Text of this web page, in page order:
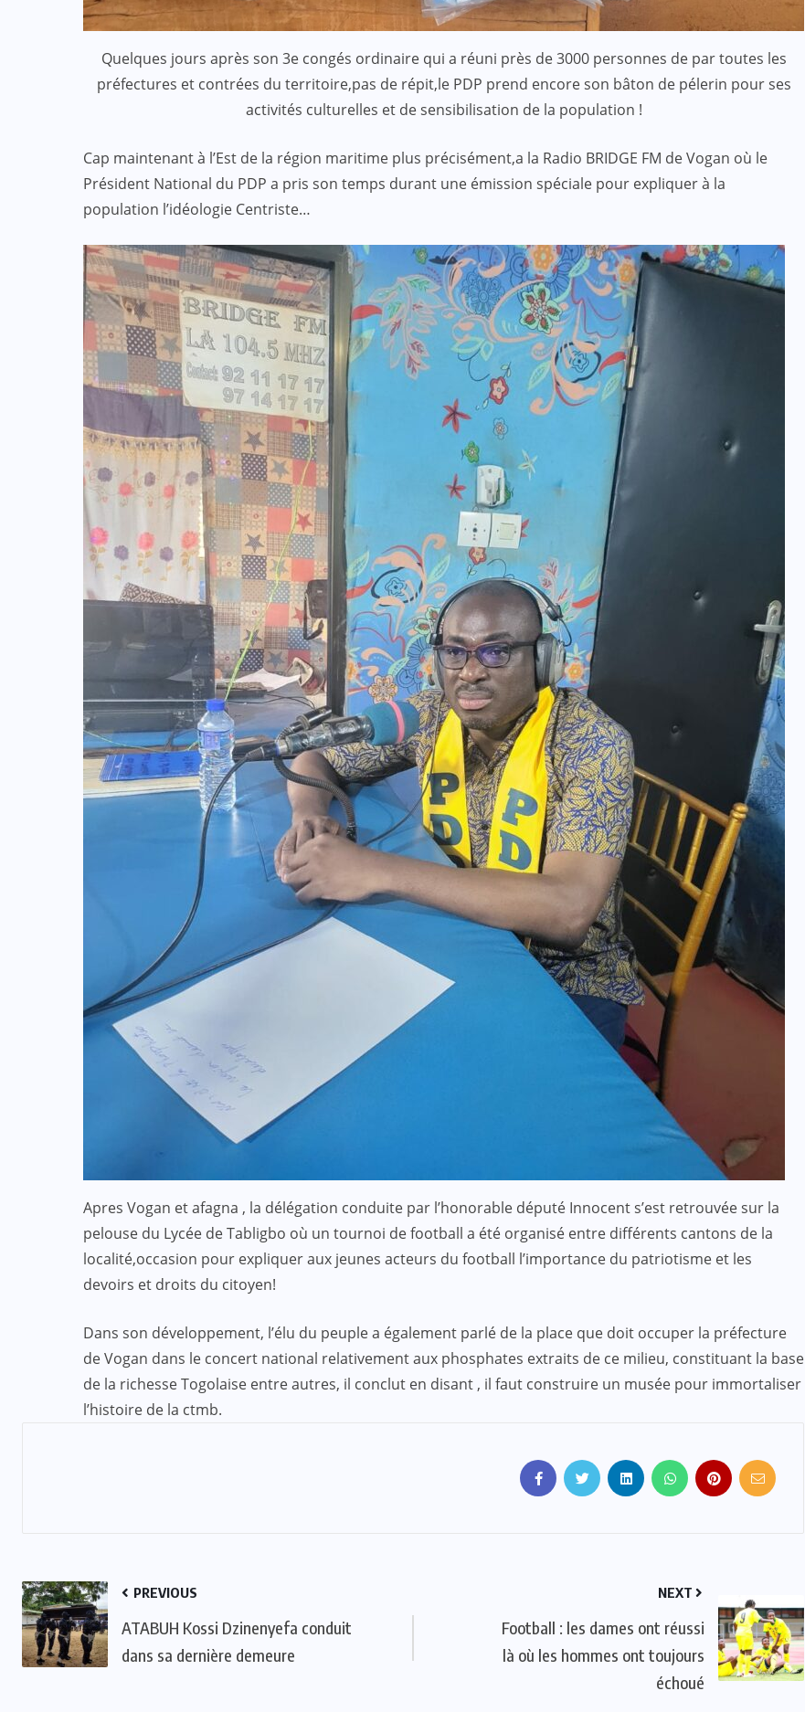
Quelques jours après son 3e congés ordinaire qui a réuni près de 3000 personnes de par toutes les
préfectures et contrées du territoire,pas de répit,le PDP prend encore son bâton de pélerin pour ses
activités culturelles et de sensibilisation de la population !
Cap maintenant à l’Est de la région maritime plus précisément,a la Radio BRIDGE FM de Vogan où le
Président National du PDP a pris son temps durant une émission spéciale pour expliquer à la
population l’idéologie Centriste…
Apres Vogan et afagna , la délégation conduite par l’honorable député Innocent s’est retrouvée sur la
pelouse du Lycée de Tabligbo où un tournoi de football a été organisé entre différents cantons de la
localité,occasion pour expliquer aux jeunes acteurs du football l’importance du patriotisme et les
devoirs et droits du citoyen!
Dans son développement, l’élu du peuple a également parlé de la place que doit occuper la préfecture
de Vogan dans le concert national relativement aux phosphates extraits de ce milieu, constituant la base
de la richesse Togolaise entre autres, il conclut en disant , il faut construire un musée pour immortaliser
l’histoire de la ctmb.
PREVIOUS
ATABUH Kossi Dzinenyefa conduit
dans sa dernière demeure
NEXT
Football : les dames ont réussi
là où les hommes ont toujours
échoué
ACTUALITE
Evala 2024 : Une présence
effective du Dr Lidi Bessi Kama
JUIL 07, 2024
4e édition du prix PADRE : que de
la satisfaction !
JUIL 07, 2024